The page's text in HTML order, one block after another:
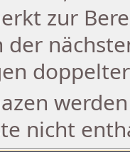
zur
der
nicht